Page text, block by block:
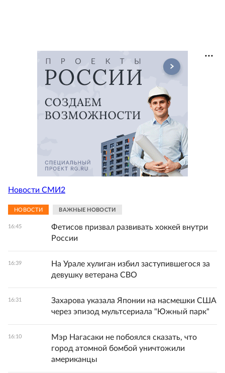
Новости СМИ2
НОВОСТИ ВАЖНЫЕ НОВОСТИ
16:45
Фетисов призвал развивать хоккей внутри
России
16:39
На Урале хулиган избил заступившегося за
девушку ветерана СВО
16:31
Захарова указала Японии на насмешки США
через эпизод мультсериала "Южный парк"
16:10
Мэр Нагасаки не побоялся сказать, что
город атомной бомбой уничтожили
американцы